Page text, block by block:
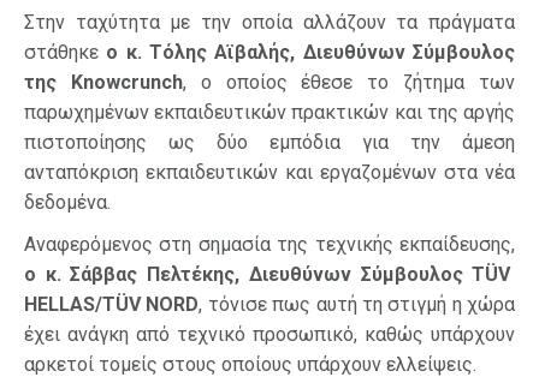
Στην ταχύτητα με την οποία αλλάζουν τα πράγματα
στάθηκε ο κ. Τόλης Αϊβαλής, Διευθύνων Σύμβουλος
της Κnowcrunch, ο οποίος έθεσε το ζήτημα των
παρωχημένων εκπαιδευτικών πρακτικών και της αργής
πιστοποίησης ως δύο εμπόδια για την άμεση
ανταπόκριση εκπαιδευτικών και εργαζομένων στα νέα
δεδομένα.
Αναφερόμενος στη σημασία της τεχνικής εκπαίδευσης,
ο κ. Σάββας Πελτέκης, Διευθύνων Σύμβουλος TÜV
HELLAS/TÜV NORD, τόνισε πως αυτή τη στιγμή η χώρα
έχει ανάγκη από τεχνικό προσωπικό, καθώς υπάρχουν
αρκετοί τομείς στους οποίους υπάρχουν ελλείψεις.